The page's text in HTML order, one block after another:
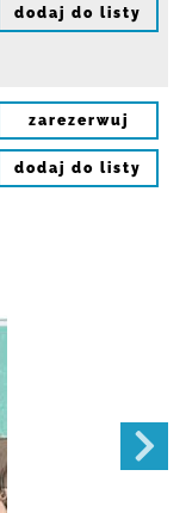
dodaj do listy
zarezerwuj
dodaj do listy